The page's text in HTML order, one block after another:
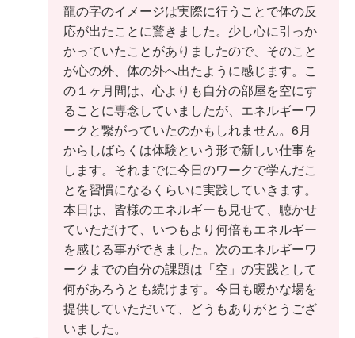
龍の字のイメージは実際に行うことで体の反
応が出たことに驚きました。少し心に引っか
かっていたことがありましたので、そのこと
が心の外、体の外へ出たように感じます。こ
の１ヶ月間は、心よりも自分の部屋を空にす
ることに専念していましたが、エネルギーワ
ークと繋がっていたのかもしれません。6月
からしばらくは体験という形で新しい仕事を
します。それまでに今日のワークで学んだこ
とを習慣になるくらいに実践していきます。
本日は、皆様のエネルギーも見せて、聴かせ
ていただけて、いつもより何倍もエネルギー
を感じる事ができました。次のエネルギーワ
ークまでの自分の課題は「空」の実践として
何があろうとも続けます。今日も暖かな場を
提供していただいて、どうもありがとうござ
いました。